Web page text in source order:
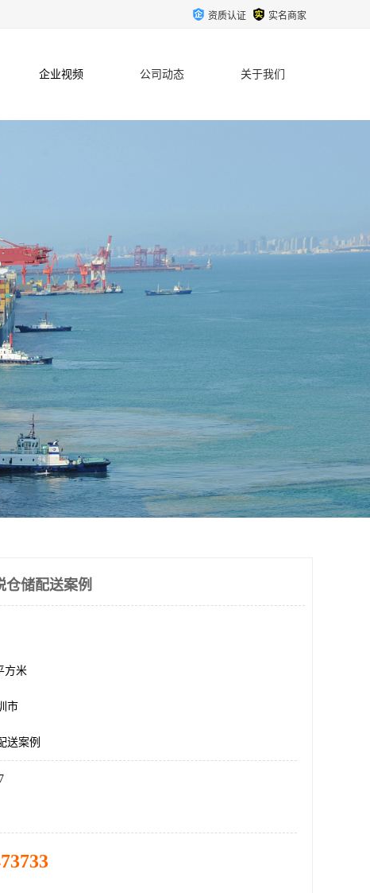
资质认证 实名商家
企业视频 公司动态 关于我们
仓储配送案例
方米
市
送案例